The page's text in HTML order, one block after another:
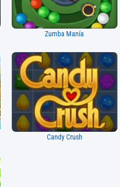
Zumba Manía
Candy Crush